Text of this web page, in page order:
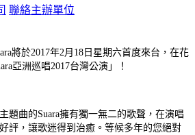
聯絡主辦單位
將於2017年2月18日星期六首度來台，在花
亞洲巡唱2017台灣公演」！
題曲的Suara擁有獨一無二的歌聲，在演唱
評，讓歌迷得到治癒。等候多年的您絕對